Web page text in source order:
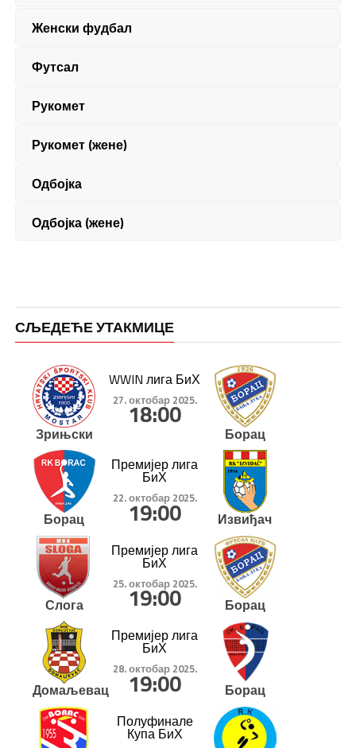
Женски фудбал
Футсал
Рукомет
Рукомет (жене)
Одбојка
Одбојка (жене)
СЉЕДЕЋЕ УТАКМИЦЕ
Зрињски
WWIN лига БиХ
27. октобар 2025.
18:00
Борац
Борац
Премијер лига
БиХ
22. октобар 2025.
19:00 Извиђач
Слога
Премијер лига
БиХ
25. октобар 2025.
19:00 Борац
Домаљевац
Премијер лига
БиХ
28. октобар 2025.
19:00
Борац
Полуфинале
Купа БиХ